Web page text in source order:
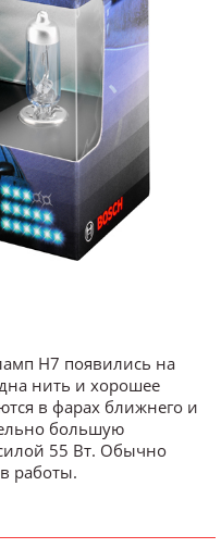
H7 появились на
нить и хорошее
в фарах ближнего и
большую
55 Вт. Обычно
работы.